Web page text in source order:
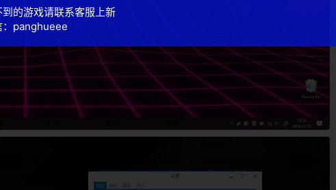
到的游戏请联系客服上新
：panghueee